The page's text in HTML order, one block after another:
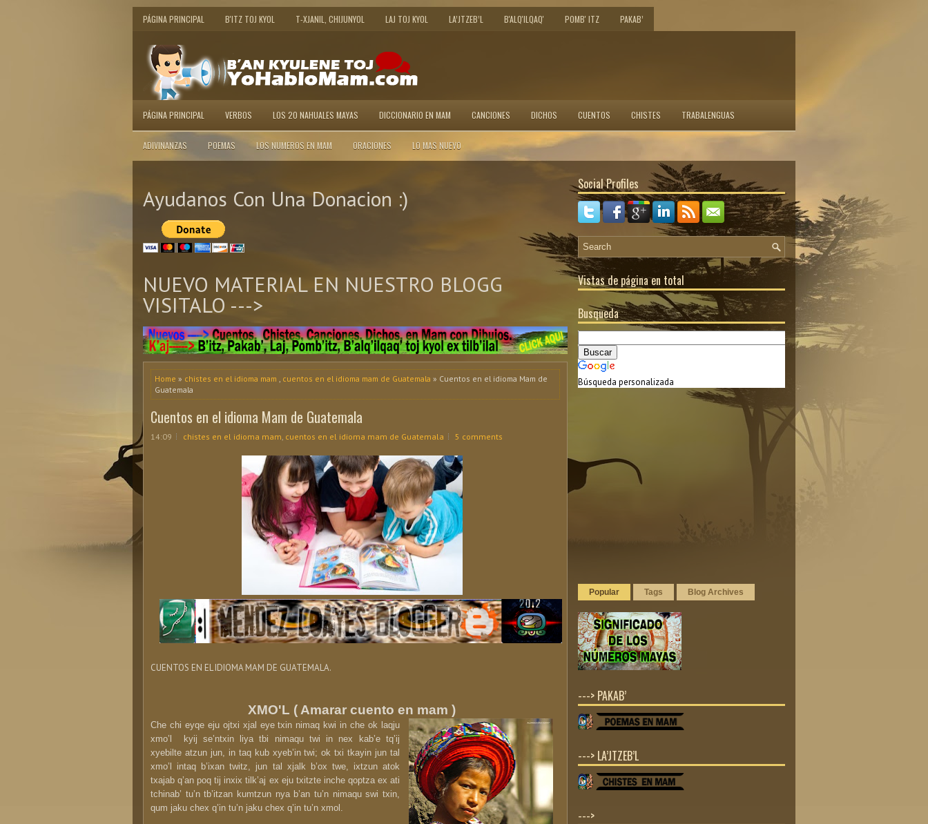
PÁGINA PRINCIPAL B'ITZ TOJ KYOL T-XJANIL, CHIJUNYOL LAJ TOJ KYOL LA’JTZEB’L B'ALQ'ILQAQ' POMB' ITZ PAKAB’
PÁGINA PRINCIPAL VERBOS LOS 20 NAHUALES MAYAS DICCIONARIO EN MAM CANCIONES DICHOS CUENTOS CHISTES TRABALENGUAS
ADIVINANZAS POEMAS LOS NUMEROS EN MAM ORACIONES LO MAS NUEVO
Ayudanos Con Una Donacion :)
NUEVO MATERIAL EN NUESTRO BLOGG
VISITALO --->
Home » chistes en el idioma mam cuentos en el idioma mam de Guatemala » Cuentos en el idioma Mam de
Guatemala
Cuentos en el idioma Mam de Guatemala
14:09 chistes en el idioma mam cuentos en el idioma mam de Guatemala 5 comments
CUENTOS EN EL IDIOMA MAM DE GUATEMALA.
XMO'L ( Amarar cuento en mam )
Che chi eyqe eju ojtxi xjal eye txin nimaq kwi in che ok laqju
xmo’l kyij se’ntxin liya tbi nimaqu twi in nex kab’e tq’ij
xyebilte atzun jun, in taq kub xyeb’in twi; ok txi tkayin jun tal
xmo’l intaq b’ixan twitz, jun tal xjalk b’ox twe, ixtzun atok
txajab q’an poq tij inxix tilk’aj ex eju txitzte inche qoptza ex ati
tchinab’ tu’n tb’itzan kumtzun nya b’an tu’n nimaqu swi txin,
qum jaku chex q’in tu’n jaku chex q’in tu’n xmol.
Social Profiles
Vistas de página en total
Busqueda
Búsqueda personalizada
Popular Tags Blog Archives
---> PAKAB’
---> LA’JTZEB’L
--->